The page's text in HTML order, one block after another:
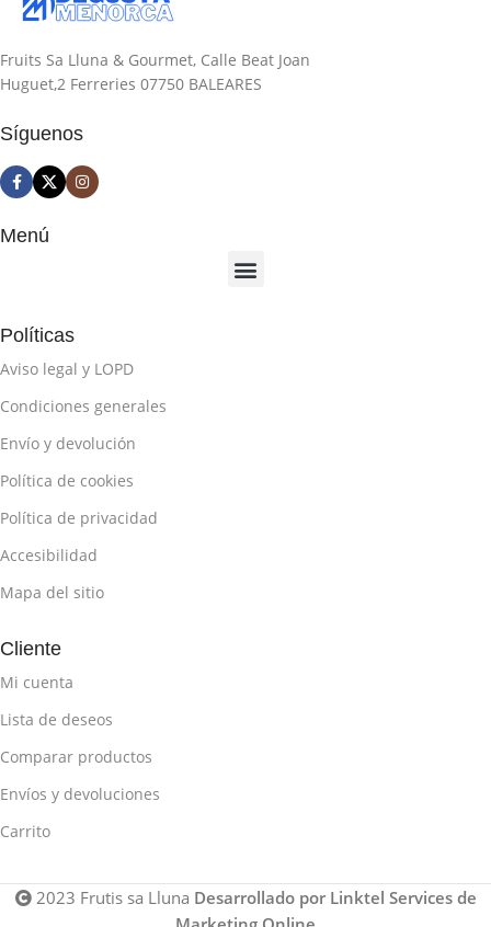
Fruits Sa Lluna & Gourmet, Calle Beat Joan
Huguet,2 Ferreries 07750 BALEARES
Síguenos
Menú
Políticas
Aviso legal y LOPD
Condiciones generales
Envío y devolución
Política de cookies
Política de privacidad
Accesibilidad
Mapa del sitio
Cliente
Mi cuenta
Lista de deseos
Comparar productos
Envíos y devoluciones
Carrito
2023 Frutis sa Lluna Desarrollado por Linktel Services de